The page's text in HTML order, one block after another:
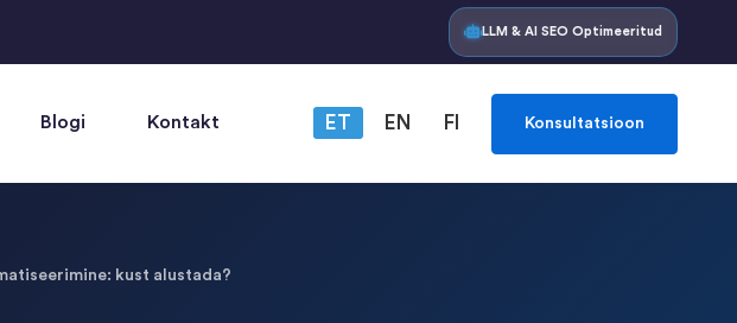
LLM & AI SEO Optimeeritud
Blogi Kontakt ET EN FI Konsultatsioon
kust alustada?